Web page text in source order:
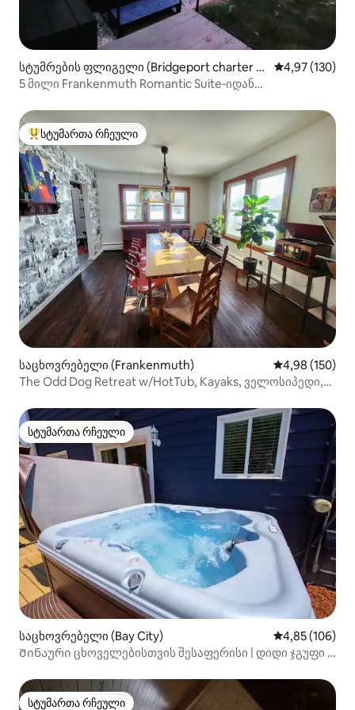
სტუმრების ფლიგელი (Bridgeport charter T
ownship)
საშუალო
4,97 (130)
5 მილი Frankenmuth Romantic Suite‑იდან
სტუმართა რჩეული მოწინავე ვარიანტი
სტუმართა რჩეული
საცხოვრებელი (Frankenmuth) საშუალო
4,98 (150)
The Odd Dog Retreat w/HotTub, Kayaks, ველოსიპედი,
სტუმართა რჩეული
სტუმართა რჩეული
საცხოვრებელი (Bay City) საშუალო
4,85 (106)
Შინაური ცხოველებისთვის შესაფერისი | დიდი ჯგუფი |
სტუმართა რჩეული